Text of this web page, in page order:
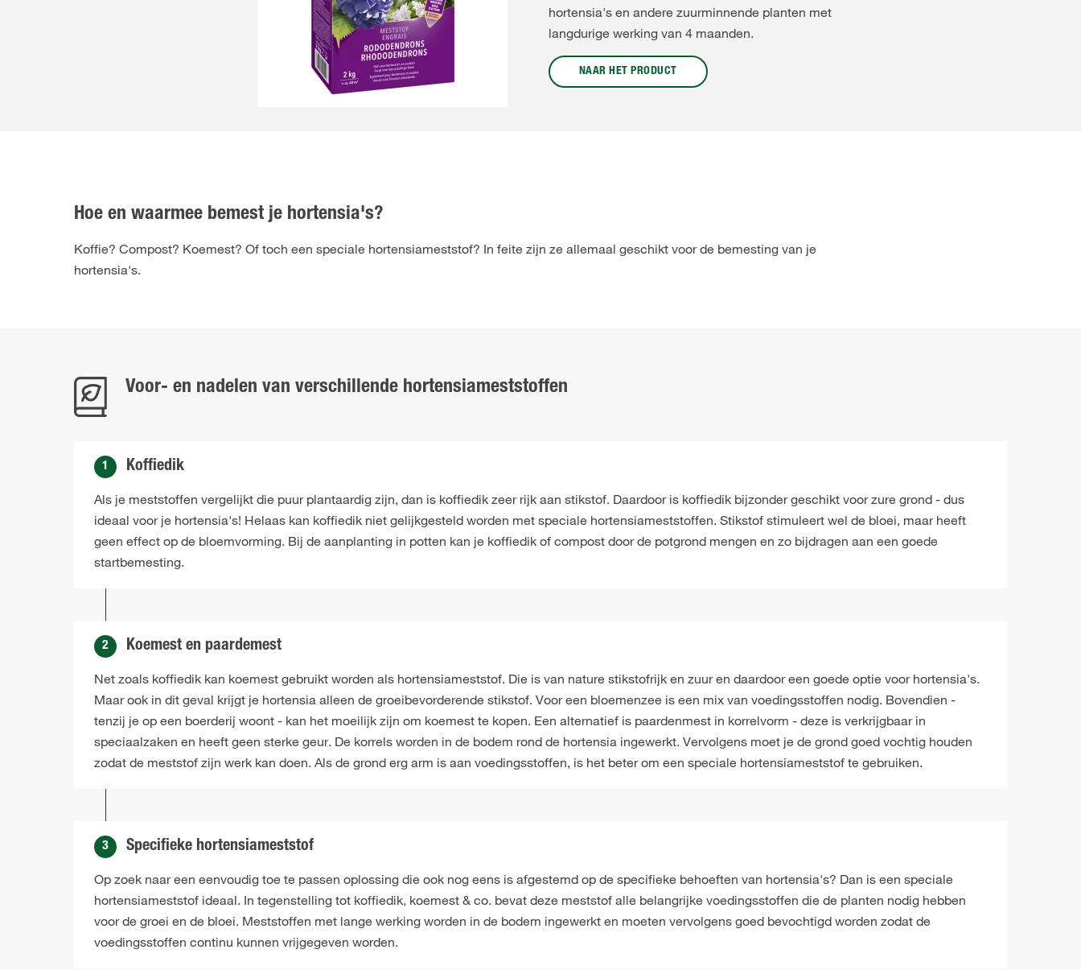
hortensia's en andere zuurminnende planten met
langdurige werking van 4 maanden.
NAAR HET PRODUCT
Hoe en waarmee bemest je hortensia's?
Koffie? Compost? Koemest? Of toch een speciale hortensiameststof? In feite zijn ze allemaal geschikt voor de bemesting van je
hortensia's.
Voor- en nadelen van verschillende hortensiameststoffen
1
Koffiedik
Als je meststoffen vergelijkt die puur plantaardig zijn, dan is koffiedik zeer rijk aan stikstof. Daardoor is koffiedik bijzonder geschikt voor zure grond - dus
ideaal voor je hortensia's! Helaas kan koffiedik niet gelijkgesteld worden met speciale hortensiameststoffen. Stikstof stimuleert wel de bloei, maar heeft
geen effect op de bloemvorming. Bij de aanplanting in potten kan je koffiedik of compost door de potgrond mengen en zo bijdragen aan een goede
startbemesting.
2
Koemest en paardemest
Net zoals koffiedik kan koemest gebruikt worden als hortensiameststof. Die is van nature stikstofrijk en zuur en daardoor een goede optie voor hortensia's.
Maar ook in dit geval krijgt je hortensia alleen de groeibevorderende stikstof. Voor een bloemenzee is een mix van voedingsstoffen nodig. Bovendien -
tenzij je op een boerderij woont - kan het moeilijk zijn om koemest te kopen. Een alternatief is paardenmest in korrelvorm - deze is verkrijgbaar in
speciaalzaken en heeft geen sterke geur. De korrels worden in de bodem rond de hortensia ingewerkt. Vervolgens moet je de grond goed vochtig houden
zodat de meststof zijn werk kan doen. Als de grond erg arm is aan voedingsstoffen, is het beter om een speciale hortensiameststof te gebruiken.
3
Specifieke hortensiameststof
Op zoek naar een eenvoudig toe te passen oplossing die ook nog eens is afgestemd op de specifieke behoeften van hortensia's? Dan is een speciale
hortensiameststof ideaal. In tegenstelling tot koffiedik, koemest & co. bevat deze meststof alle belangrijke voedingsstoffen die de planten nodig hebben
voor de groei en de bloei. Meststoffen met lange werking worden in de bodem ingewerkt en moeten vervolgens goed bevochtigd worden zodat de
voedingsstoffen continu kunnen vrijgegeven worden.